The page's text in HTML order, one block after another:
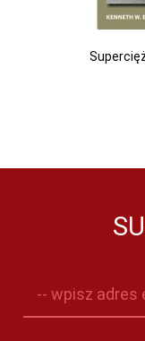
-- wpisz adres